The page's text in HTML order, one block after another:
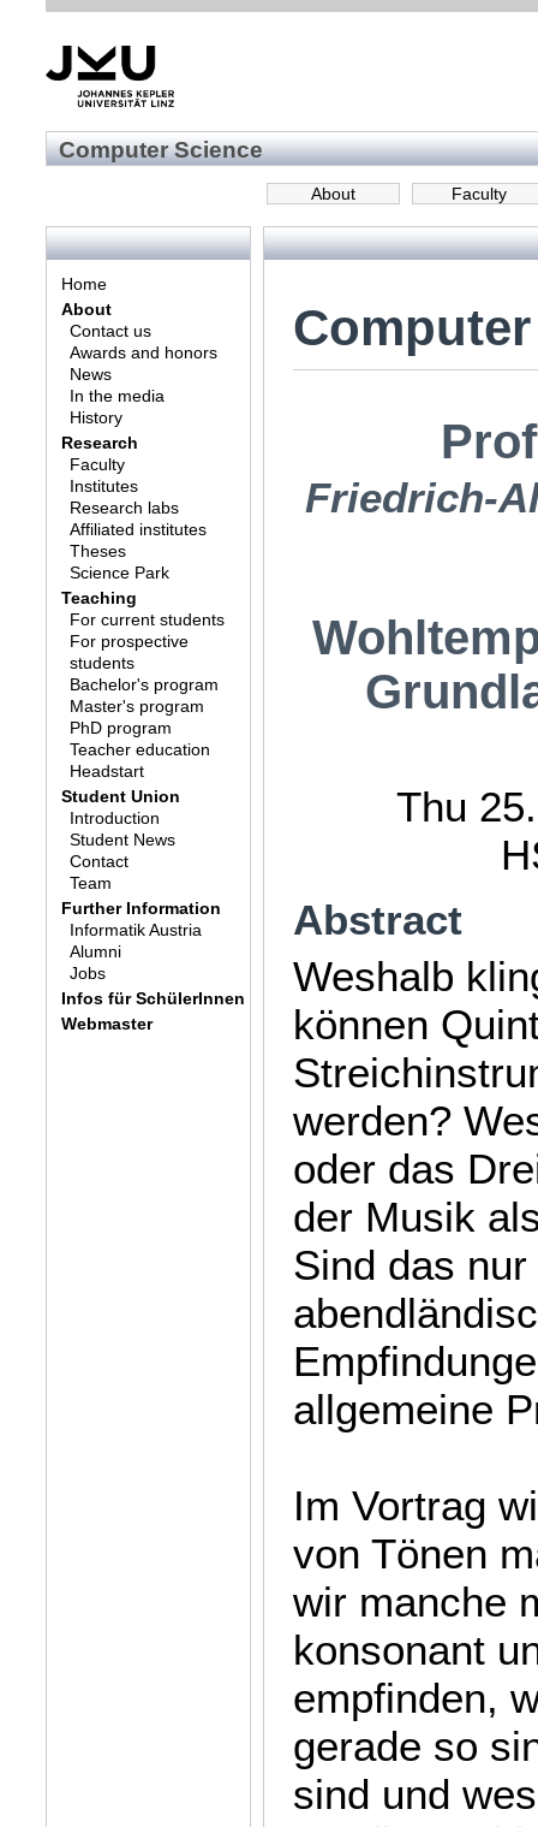
Computer Science
Faculty
About
Home
About
Contact us
Awards and honors
News
In the media
History
Research
Faculty
Institutes
Research labs
Affiliated institutes
Theses
Science Park
Teaching
For current students
For prospective
students
Bachelor's program
Master's program
PhD program
Teacher education
Headstart
Student Union
Introduction
Student News
Contact
Team
Further Information
Informatik Austria
Alumni
Jobs
Infos für SchülerInnen
Webmaster
Friedrich-
Thu
Abstract
Weshalb
können
werden?
oder das
der Musik
Sind das
allgemeine
Im Vortrag
von Tönen
wir manche
konsonant
empfinden,
gerade so
sind und